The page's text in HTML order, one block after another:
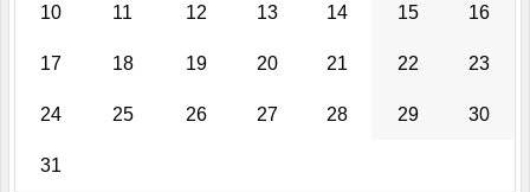
10 11 12 13 14 15 16
17 18 19 20 21 22 23
24 25 26 27 28 29 30
31